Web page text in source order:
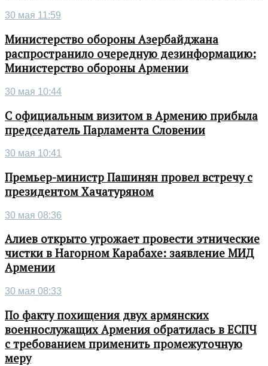
30 мая 11:59
Министерство обороны Азербайджана
распространило очередную дезинформацию:
Министерство обороны Армении
30 мая 10:44
С официальным визитом в Армению прибыла
председатель Парламента Словении
30 мая 10:41
Премьер-министр Пашинян провел встречу с
президентом Хачатуряном
30 мая 08:36
Алиев открыто угрожает провести этнические
чистки в Нагорном Карабахе: заявление МИД
Армении
30 мая 08:33
По факту похищения двух армянских
военнослужащих Армения обратилась в ЕСПЧ
с требованием применить промежуточную
меру